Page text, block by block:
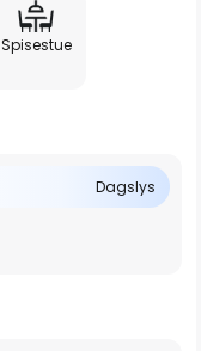
Spisestue
Dagslys